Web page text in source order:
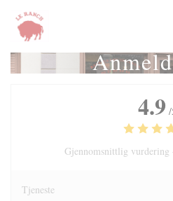
Panel for informasjonskapsler
4.9 /
Gjennomsnittlig
Tjeneste